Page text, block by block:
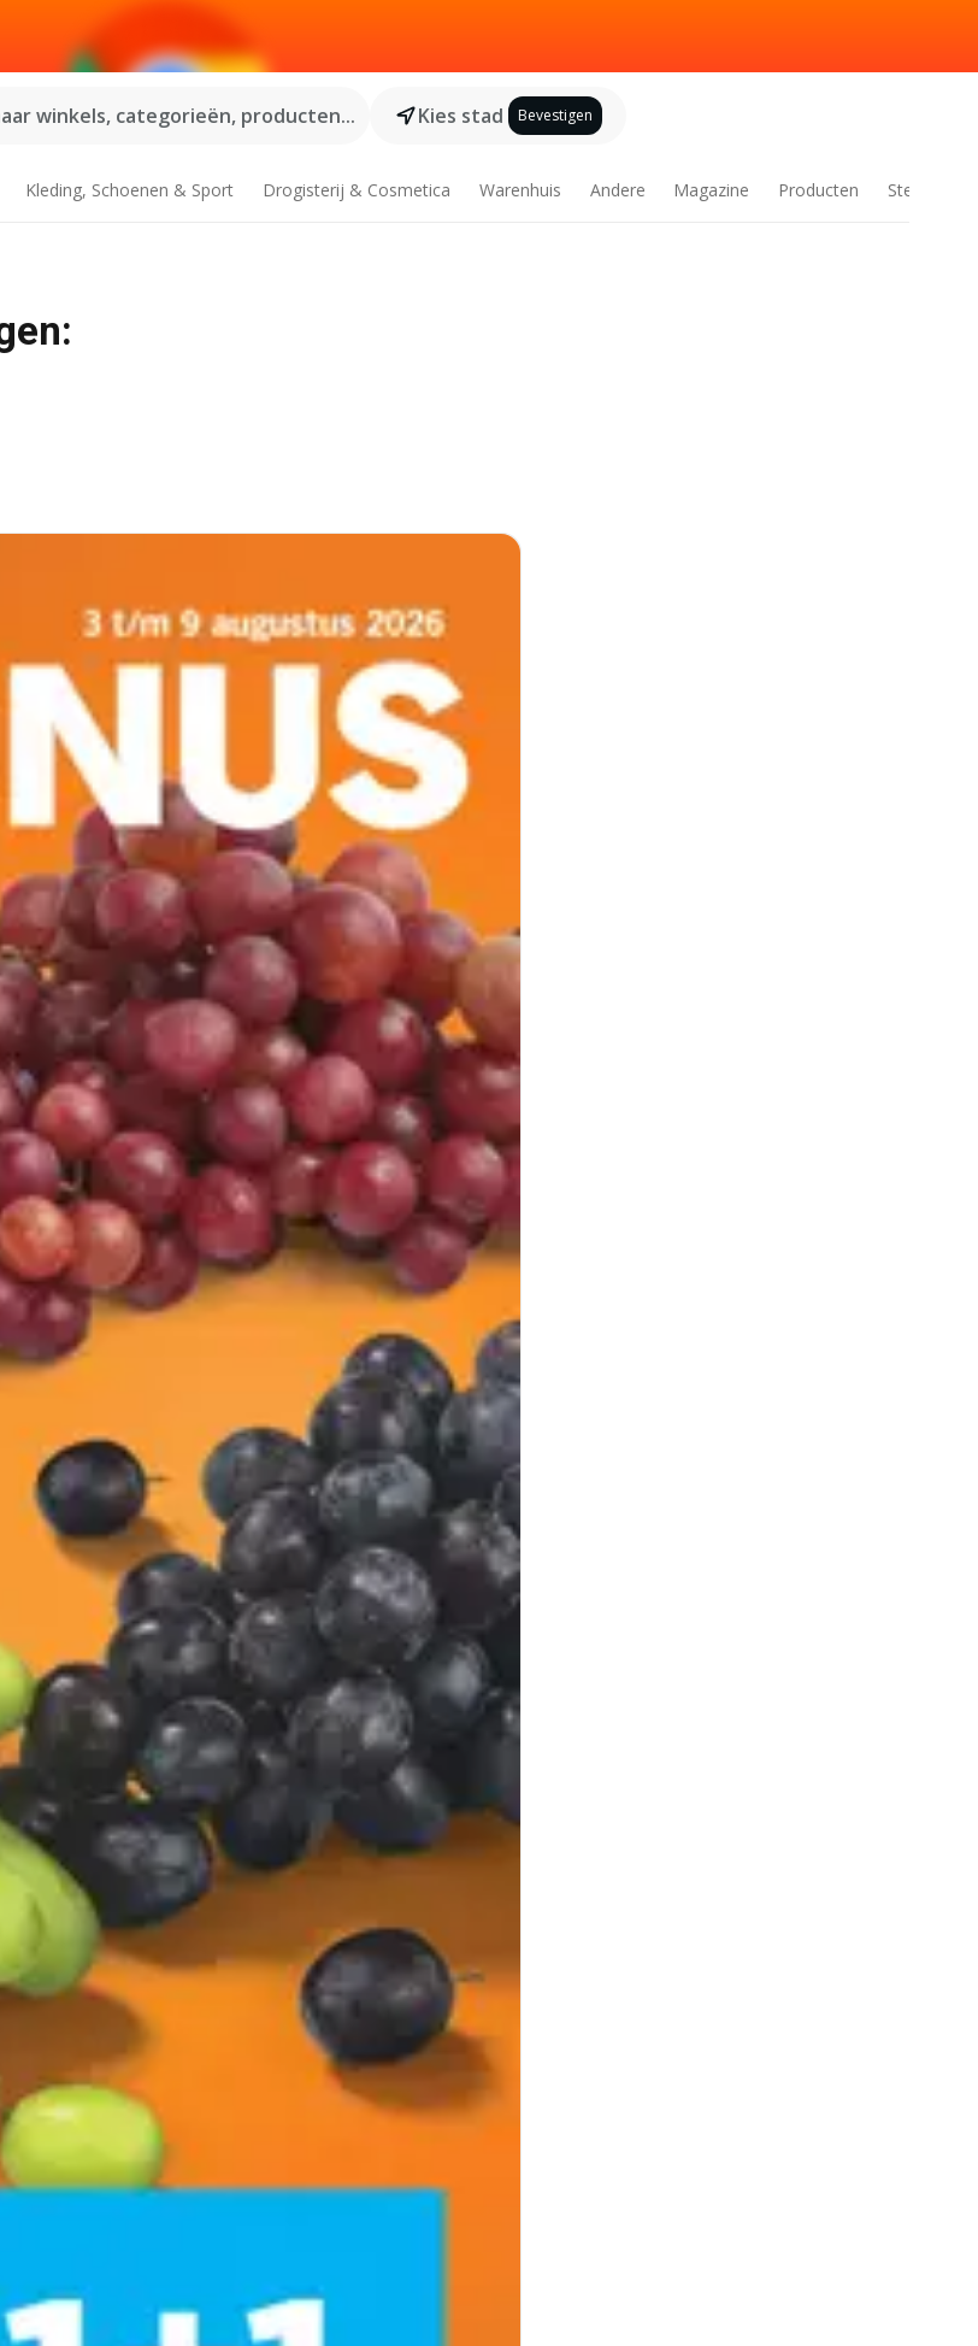
winkels, categorieën, producten...
Kies stad Bevestigen
Kleding, Schoenen & Sport Drogisterij & Cosmetica Warenhuis Andere Magazine Producten Steden